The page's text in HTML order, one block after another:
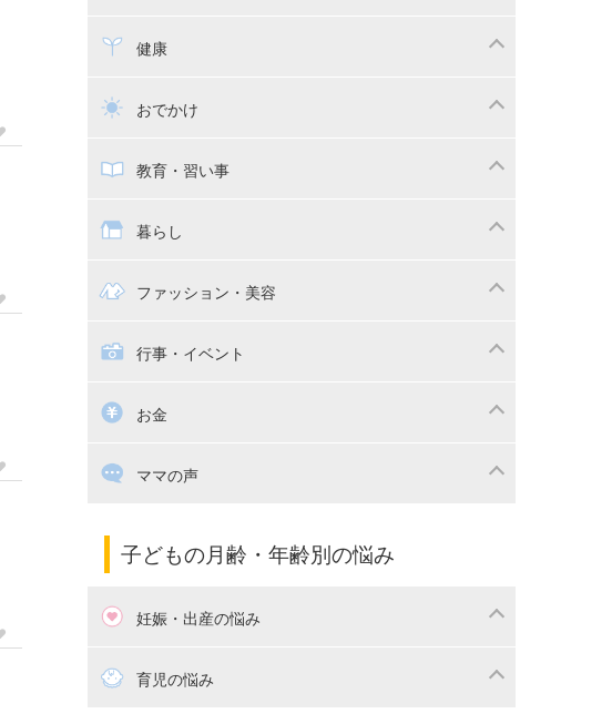
寝かしつけ
トイトレ
離乳食健康
乳幼児健診・予防接種
おでかけ
子供とおでかけ
抱っこ紐
教育・習い事
教育・習い事
幼稚園
絵本
暮らし
ママの日常
家族関係・夫婦関係
掃除
ファッション・美容
子供の服・ファッション
行事・イベント
漫画
出産祝い・内祝い
お金
住宅購入ママの声
子育てコラム
子どもの月齢・年齢別の悩み
妊娠・出産の悩み
妊活 育児の悩み